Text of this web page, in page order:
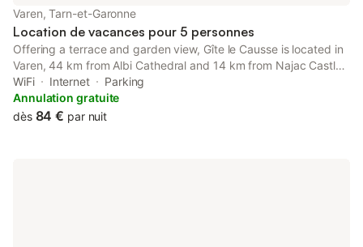
Varen, Tarn-et-Garonne
Location de vacances pour 5 personnes
Offering a terrace and garden view, Gîte le Causse is located in
Varen, 44 km from Albi Cathedral and 14 km from Najac Castle.
This holiday home offers free private parking, a 24-hour front
desk and free WiFi.
WiFi Internet
Parking
Annulation gratuite
dès 84 € par nuit